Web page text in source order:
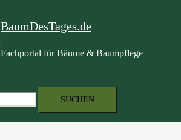
BaumDesTages.de
Fachportal für Bäume & Baumpflege